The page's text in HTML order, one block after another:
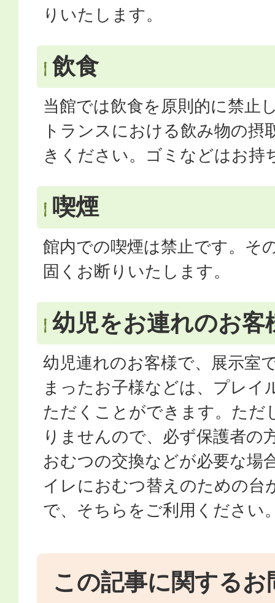
りいたします。
飲食
当館では飲食を原則的に禁止
トランスにおける飲み物の摂
きください。ゴミなどはお持
喫煙
館内での喫煙は禁止です。そ
固くお断りいたします。
幼児をお連れのお客
幼児連れのお客様で、展示室
まったお子様などは、プレイ
ただくことができます。ただ
りませんので、必ず保護者の
おむつの交換などが必要な場
イレにおむつ替えのための台
で、そちらをご利用ください
この記事に関するお